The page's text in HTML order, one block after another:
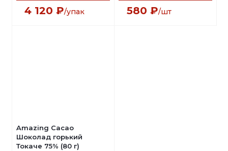
4 120 ₽/упак 580 ₽/шт
Amazing Cacao
Шоколад горький
Токаче 75% (80 г)